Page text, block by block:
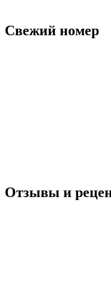
Свежий номер
Отзывы и